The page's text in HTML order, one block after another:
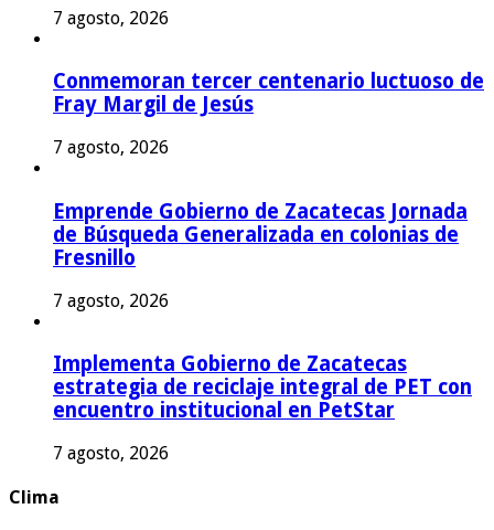
7 agosto, 2026
Conmemoran tercer centenario luctuoso de
Fray Margil de Jesús
7 agosto, 2026
Emprende Gobierno de Zacatecas Jornada
de Búsqueda Generalizada en colonias de
Fresnillo
7 agosto, 2026
Implementa Gobierno de Zacatecas
estrategia de reciclaje integral de PET con
encuentro institucional en PetStar
7 agosto, 2026
Clima